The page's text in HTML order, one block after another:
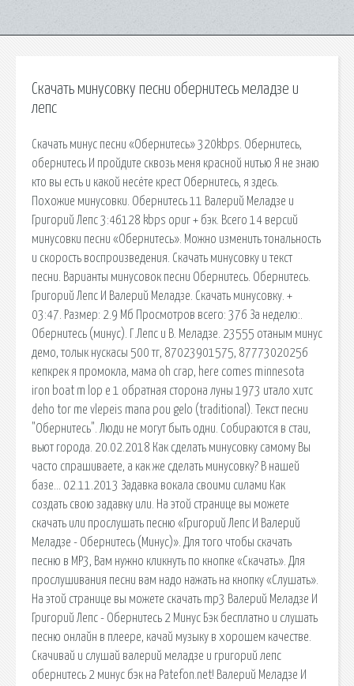
Скачать минусовку песни обернитесь меладзе и
лепс
Скачать минус песни «Обернитесь» 320kbps. Обернитесь,
обернитесь И пройдите сквозь меня красной нитью Я не знаю
кто вы есть и какой несёте крест Обернитесь, я здесь.
Похожие минусовки. Обернитесь 11 Валерий Меладзе и
Григорий Лепс 3:46128 kbps ориг + бэк. Всего 14 версий
минусовки песни «Обернитесь». Можно изменить тональность
и скорость воспроизведения. Скачать минусовку и текст
песни. Варианты минусовок песни Обернитесь. Обернитесь.
Григорий Лепс И Валерий Меладзе. Скачать минусовку. +
03:47. Размер: 2.9 Мб Просмотров всего: 376 За неделю:.
Обернитесь (минус). Г.Лепс и В. Меладзе. 23555 отаным минус
демо, толык нускасы 500 тг, 87023901575, 87773020256
кепкрек я промокла, мама oh crap, here comes minnesota
iron boat m lop e 1 обратная сторона луны 1973 итало хитс
deho tor me vlepeis mana pou gelo (traditional). Текст песни
"Обернитесь". Люди не могут быть одни. Собираются в стаи,
вьют города. 20.02.2018 Как сделать минусовку самому Вы
часто спрашиваете, а как же сделать минусовку? В нашей
базе… 02.11.2013 Задавка вокала своими силами Как
создать свою задавку или. На этой странице вы можете
скачать или прослушать песню «Григорий Лепс И Валерий
Меладзе - Обернитесь (Минус)». Для того чтобы скачать
песню в MP3, Вам нужно кликнуть по кнопке «Скачать». Для
прослушивания песни вам надо нажать на кнопку «Слушать».
На этой странице вы можете скачать mp3 Валерий Меладзе И
Григорий Лепс - Обернитесь 2 Минус Бэк бесплатно и слушать
песню онлайн в плеере, качай музыку в хорошем качестве.
Скачивай и слушай валерий меладзе и григорий лепс
обернитесь 2 минус бэк на Patefon.net! Валерий Меладзе И